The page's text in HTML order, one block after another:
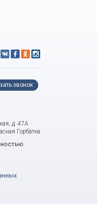
звонок
д. 47А
Горбатка